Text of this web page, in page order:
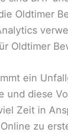
Oldtimer
Oldtimer
ein
und diese
Zeit in
zu